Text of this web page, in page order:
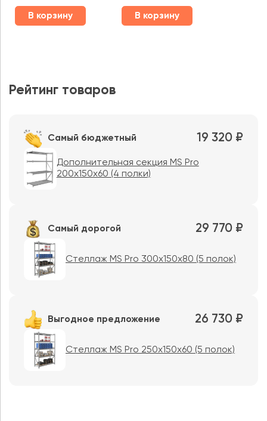
В корзину В корзину
Рейтинг товаров
Самый бюджетный 19 320 ₽
Дополнительная секция MS Pro
200x150x60 (4 полки)
Самый дорогой 29 770 ₽
Стеллаж MS Pro 300x150x80 (5 полок)
Выгодное предложение 26 730 ₽
Стеллаж MS Pro 250x150x60 (5 полок)